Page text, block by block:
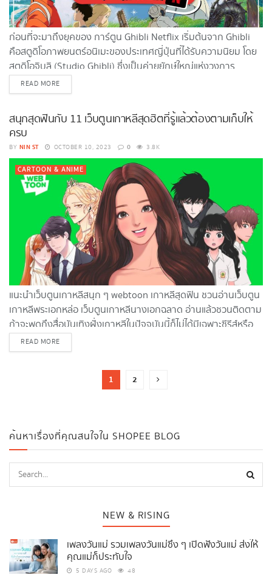
ก่อนที่จะมาถึงยุคของ การ์ตูน Ghibli Netflix เริ่มต้นจาก Ghibli
คือสตูดิโอภาพยนตร์อนิเมะของประเทศญี่ปุ่นที่ได้รับความนิยม โดย
สตูดิโอจิบลิ (Studio Ghibli) ซึ่งเป็นค่ายยักษ์ใหญ่แห่งวงการ
แอนิเมชันญี่ปุ่น ที่อำนวยการสร้างโดยฮายาโอะ มิยาซากิ และได้รับ
ความนิยมในบ้านเราตั้งแต่ยุค 90s เป็นต้นมา ซึ่งช่วงนั้นเป็นยุคทอง
ของกระแสวัฒนธรรมญี่ปุ่นแต่การที่จะได้ดูหนังการ์ตูนญี่ปุ่น จิบลิ
ยากมาก ครั้งของคนไทยที่ได้ดูจิบลิการ์ตูนอนิเมะญี่ปุ่น...
READ MOREDETAILS
สนุกสุดฟินกับ 11 เว็บตูนเกาหลีสุดฮิตที่รู้แล้วต้องตามเก็บให้
ครบ
BY NIN ST OCTOBER 10, 2023 0 3.8K
CARTOON & ANIME
แนะนำเว็บตูนเกาหลีสนุก ๆ webtoon เกาหลีสุดฟิน ชวนอ่านเว็บตูน
เกาหลีพระเอกหล่อ เว็บตูนเกาหลีนางเอกฉลาด อ่านแล้วชวนติดตาม
ถ้าจะพูดถึงสื่อบันเทิงฝั่งเกาหลีในปัจจุบันนี้ก็ไม่ได้มีเฉพาะซีรีส์หรือ
วงการ K-Pop ให้เพื่อน ๆ ติดตามแต่อย่างเดียว เพราะที่มาแรงและ
แซงมาแล้วทุกโค้งก็คงหนีไม่พ้นเว็บตูนเกาหลีที่หลายเรื่องถูกซื้อ
ลิขสิทธิ์มาแปลเป็นภาษาไทยให้เรา ๆ ได้ฟินกันตัวแตกมาแล้วหลาย
ต่อหลายเรื่อง และความสนุกสุดฟินเหล่านี้ก็ไม่ได้จำกัดอยู่แค่การอ่าน
READ MOREDETAILS
1 2
ค้นหาเรื่องที่คุณสนใจใน SHOPEE BLOG
NEW & RISING
เพลงวันแม่ รวมเพลงวันแม่ซึ้ง ๆ เปิดฟังวันแม่ ส่งให้
คุณแม่ก็ประทับใจ
5 DAYS AGO 48